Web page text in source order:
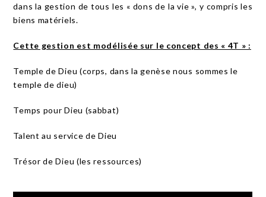
dans la gestion de tous les « dons de la vie », y compris les
biens matériels.
Cette gestion est modélisée sur le concept des « 4T » :
Temple de Dieu (corps, dans la genèse nous sommes le
temple de dieu)
Temps pour Dieu (sabbat)
Talent au service de Dieu
Trésor de Dieu (les ressources)